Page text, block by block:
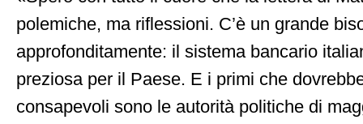
polemiche, ma riflessioni. C’è un grande
approfonditamente: il sistema bancario
preziosa per il Paese. E i primi che
consapevoli sono le autorità politiche di